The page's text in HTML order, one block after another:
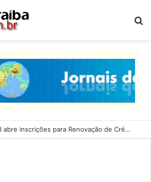
Empreender PB abre inscrições para Renovação de Crédito